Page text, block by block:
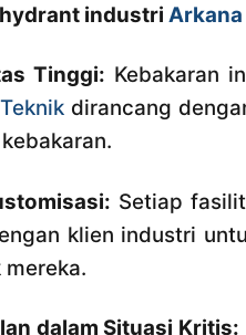
industri
Tinggi: Kebakaran
dirancang
Setiap
klien industri
dalam Situasi Kritis: